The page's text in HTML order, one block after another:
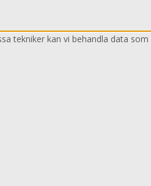
tekniker kan vi behandla data